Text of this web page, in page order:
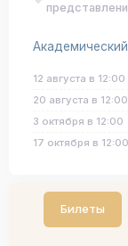
12 августа в 12:00
20 августа в 12:00
3 октября в 12:00
17 октября в 12:00
Билеты